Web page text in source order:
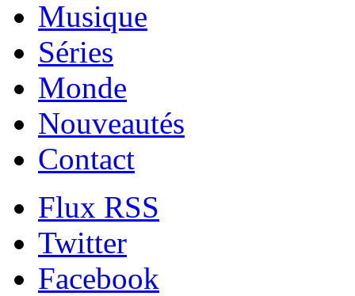
Musique
Séries
Monde
Nouveautés
Contact
Flux RSS
Twitter
Facebook